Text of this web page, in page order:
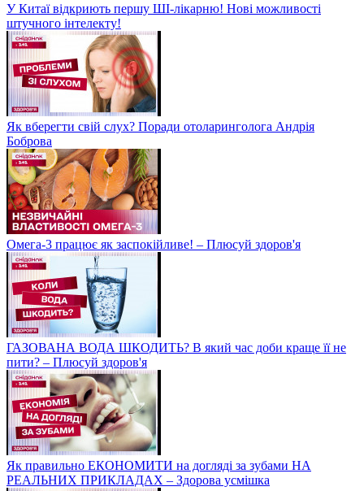
У Китаї відкриють першу ШІ-лікарню! Нові можливості
штучного інтелекту!
Як вберегти свій слух? Поради отоларинголога Андрія
Боброва
Омега-3 працює як заспокійливе! – Плюсуй здоров'я
ГАЗОВАНА ВОДА ШКОДИТЬ? В який час доби краще її не
пити? – Плюсуй здоров'я
Як правильно ЕКОНОМИТИ на догляді за зубами НА
РЕАЛЬНИХ ПРИКЛАДАХ – Здорова усмішка